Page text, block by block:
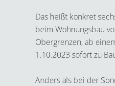
Das heißt konkret
beim Wohnungsbau
Obergrenzen, ab
1.10.2023 sofort zu
Anders als bei der